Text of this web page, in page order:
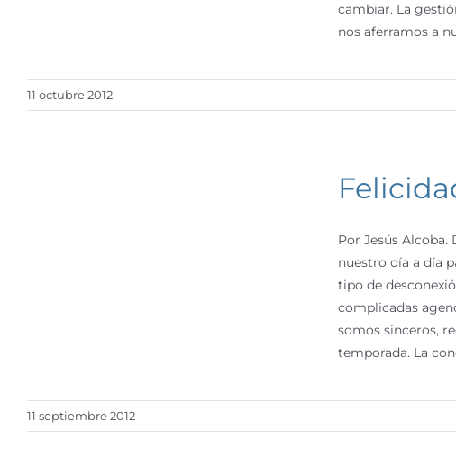
cambiar. La
nos aferramos a
11 octubre 2012
Por Jesús
nuestro día a día
tipo de
complicadas
somos sinceros,
temporada. La
11 septiembre 2012